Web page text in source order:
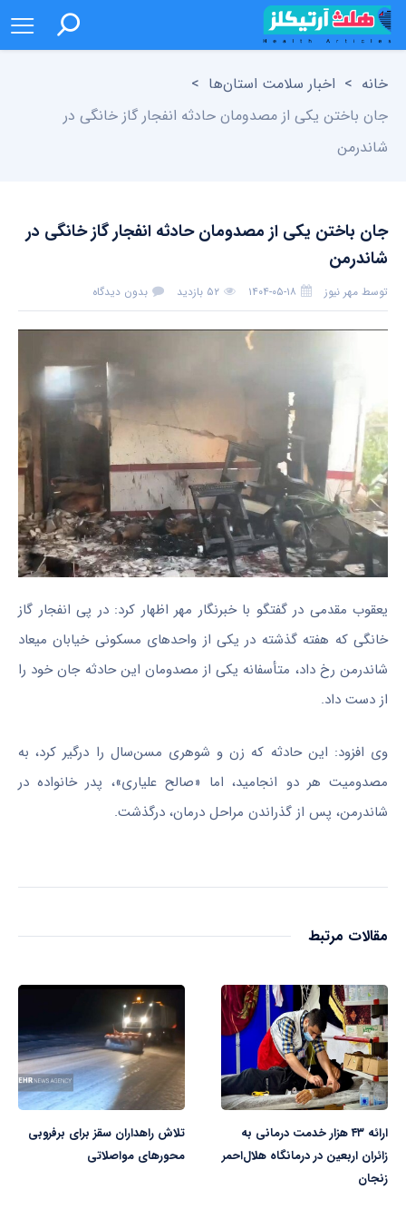
خانه > اخبار سلامت استان‌ها >
جان باختن یکی از مصدومان حادثه انفجار گاز خانگی در
شاندرمن
جان باختن یکی از مصدومان حادثه انفجار گاز خانگی در
شاندرمن
توسط مهر نیوز ۱۴۰۴-۰۵-۱۸ ۵۲ بازدید بدون دیدگاه
یعقوب مقدمی در گفتگو با خبرنگار مهر اظهار کرد: در پی انفجار گاز
خانگی که هفته گذشته در یکی از واحدهای مسکونی خیابان میعاد
شاندرمن رخ داد، متأسفانه یکی از مصدومان این حادثه جان خود را
از دست داد.
وی افزود: این حادثه که زن و شوهری مسن‌سال را درگیر کرد، به
مصدومیت هر دو انجامید، اما «صالحعلیاری»، پدر خانواده در
شاندرمن، پس از گذراندن مراحل درمان، درگذشت.
مقالات مرتبط
ارائه ۴۳ هزار خدمت درمانی به
زائران اربعین در درمانگاه هلال‌احمر
زنجان
تلاش راهداران سقز برای برفروبی
محورهای مواصلاتی